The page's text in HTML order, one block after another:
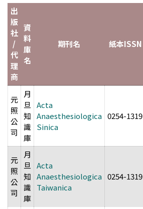
出
版
社
/
代
理
商
資
料
庫
名
期刊名 紙本ISSN
元
照
公
司
月
旦
知
識
庫
Acta
Anaesthesiologica
Sinica
0254-1319
元
照
公
司
月
旦
知
識
庫
Acta
Anaesthesiologica
Taiwanica
0254-1319